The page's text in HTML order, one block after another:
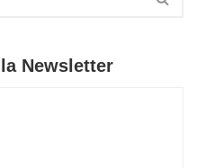
Newsletter